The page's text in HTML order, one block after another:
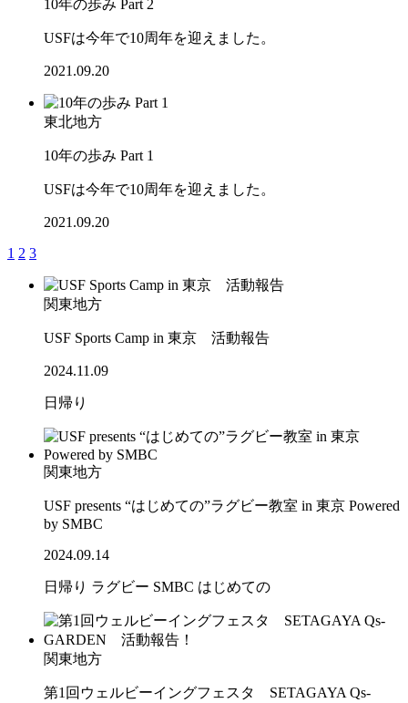
10年の歩み Part 2
USFは今年で10周年を迎えました。
2021.09.20
東北地方
10年の歩み Part 1
USFは今年で10周年を迎えました。
2021.09.20
1 2 3
関東地方
USF Sports Camp in 東京 活動報告
2024.11.09
日帰り
関東地方
USF presents “はじめての”ラグビー教室 in 東京 Powered
by SMBC
2024.09.14
日帰り ラグビー SMBC はじめての
関東地方
第1回ウェルビーイングフェスタ SETAGAYA Qs-